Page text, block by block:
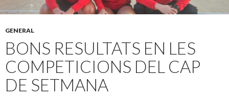
GENERAL
BONS RESULTATS EN LES
COMPETICIONS DEL CAP
DE SETMANA